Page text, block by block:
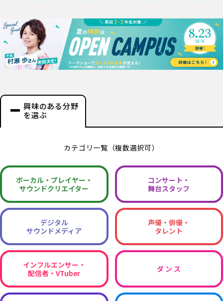
興味のある分野
を選ぶ
カテゴリ一覧（複数選択可）
ボーカル・ プレイヤー・
サウンドクリエイター
コンサート・
舞台スタッフ
デジタル
サウンドメディア
声優・俳優・
タレント
インフルエンサー・
配信者・VTuber
ダ ン ス